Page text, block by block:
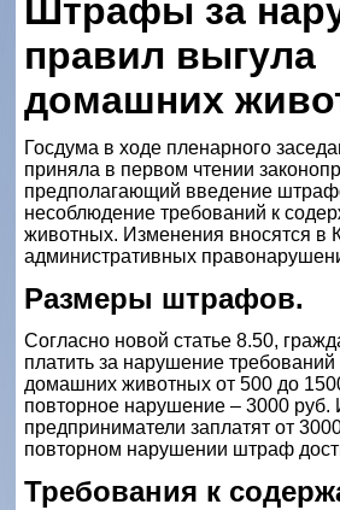
Штрафы за
правил выгула
домашних
Госдума в ходе пленарного
приняла в первом чтении
предполагающий введение
несоблюдение требований к
животных. Изменения вносятся в
административных
Размеры штрафов.
Согласно новой статье 8.50,
платить за нарушение
домашних животных от 500 до
повторное нарушение – 3000
предприниматели заплатят от
повторном нарушении штраф
Требования к